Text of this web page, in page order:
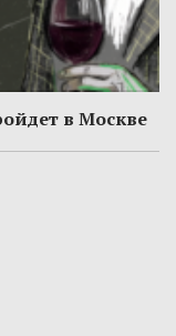
в Москве